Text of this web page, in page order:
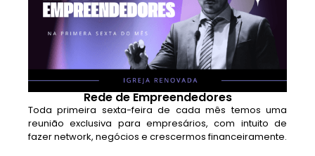
Rede de Empreendedores
Toda primeira sexta-feira de cada mês temos uma
reunião exclusiva para empresários, com intuito de
fazer network, negócios e crescermos financeiramente.